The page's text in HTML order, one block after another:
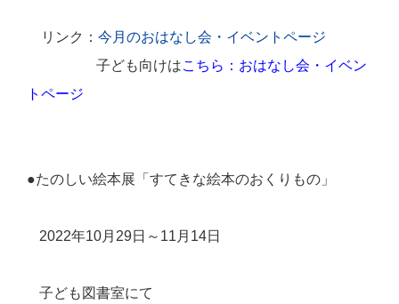
リンク： 今月のおはなし会・イベントページ
子ども向けはこちら：おはなし会・イベン
トページ
●たのしい絵本展「すてきな絵本のおくりもの」
2022年10月 29日～ 11 月 14日
子ども図書室にて